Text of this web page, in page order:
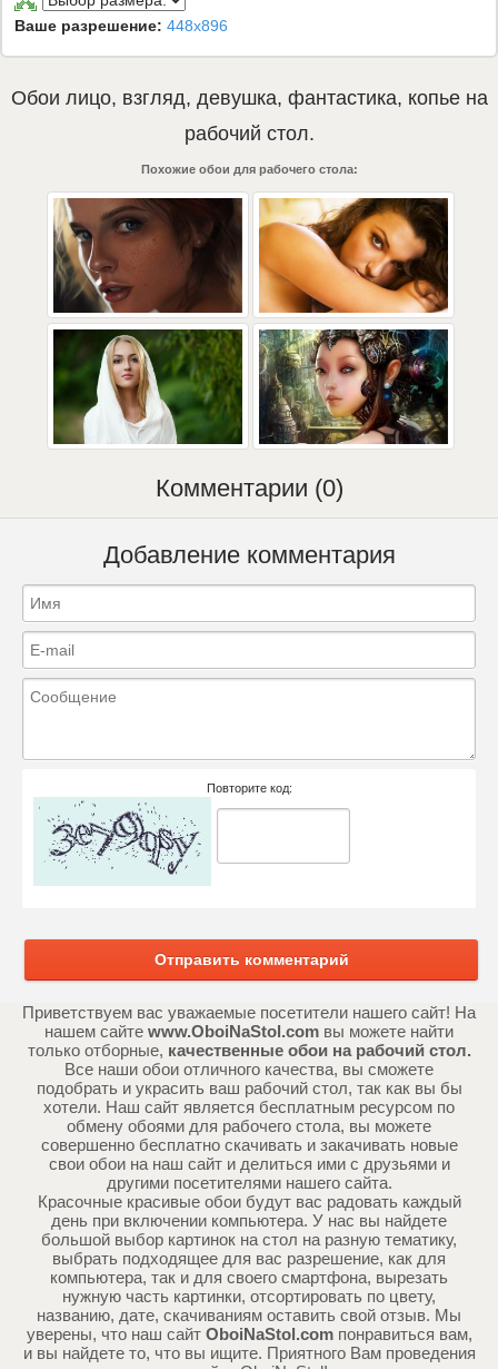
Ваше разрешение: 448x896
Обои лицо, взгляд, девушка, фантастика, копьена
рабочий стол.
Похожие обои для рабочего стола:
Комментарии (0)
Добавление комментария
Повторите код:
Отправить комментарий
Приветствуем вас уважаемые посетители нашего сайт! На
нашем сайте www.OboiNaStol.com вы можете найти
только отборные, качественные обои на рабочий стол.
Все наши обои отличного качества, вы сможете
подобрать и украсить ваш рабочий стол, так как вы бы
хотели. Наш сайт является бесплатным ресурсом по
обмену обоями для рабочего стола, вы можете
совершенно бесплатно скачивать и закачивать новые
свои обои на наш сайт и делиться ими с друзьями и
другими посетителями нашего сайта.
Красочные красивые обои будут вас радовать каждый
день при включении компьютера. У нас вы найдете
большой выбор картинок на стол на разную тематику,
выбрать подходящее для вас разрешение, как для
компьютера, так и для своего смартфона, вырезать
нужную часть картинки, отсортировать по цвету,
названию, дате, скачиваниям оставить свой отзыв. Мы
уверены, что наш сайт OboiNaStol.comпонравиться вам,
и вы найдете то, что вы ищите. Приятного Вам проведения